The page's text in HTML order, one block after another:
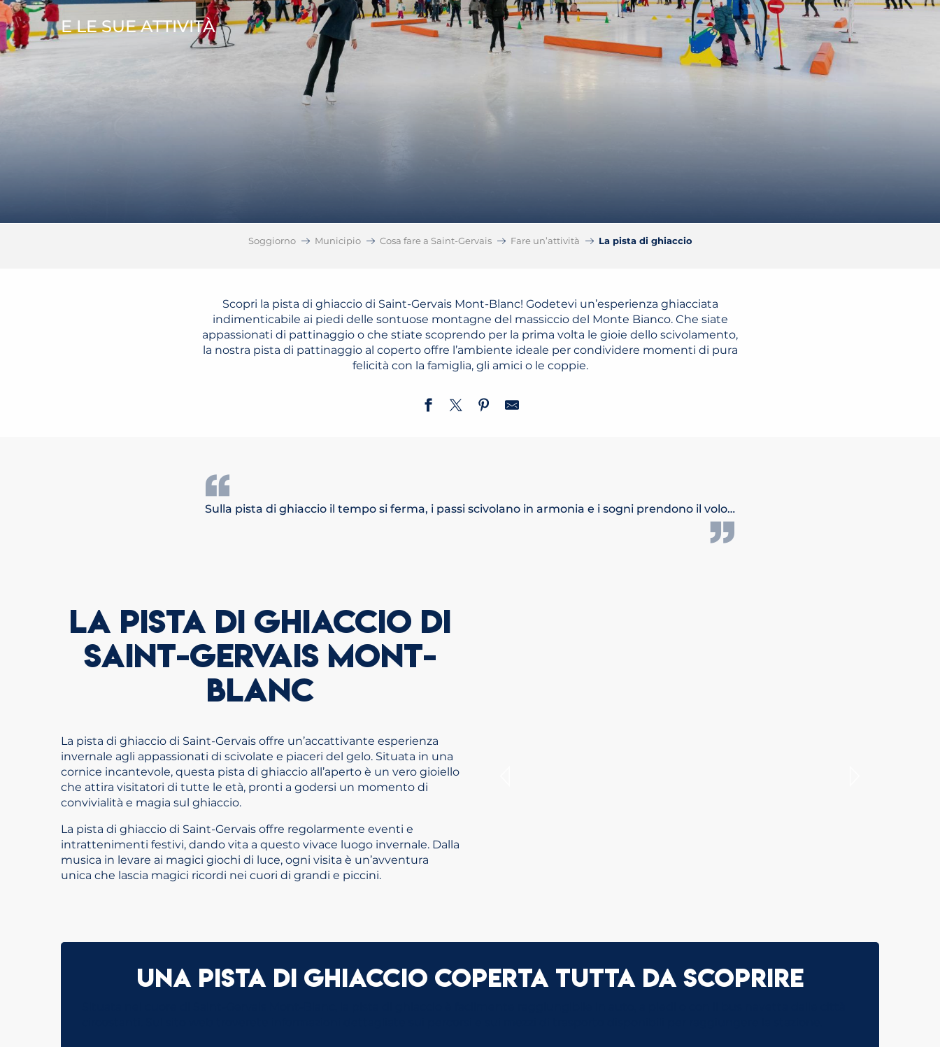
E LE SUE ATTIVITÀ
Soggiorno Municipio Cosa fare a Saint-Gervais Fare un’attività La pista di ghiaccio
Scopri la pista di ghiaccio di Saint-Gervais Mont-Blanc! Godetevi un’esperienza ghiacciata
indimenticabile ai piedi delle sontuose montagne del massiccio del Monte Bianco. Che siate
appassionati di pattinaggio o che stiate scoprendo per la prima volta le gioie dello scivolamento,
la nostra pista di pattinaggio al coperto offre l’ambiente ideale per condividere momenti di pura
felicità con la famiglia, gli amici o le coppie.
Sulla pista di ghiaccio il tempo si ferma, i passi scivolano in armonia e i sogni prendono il volo…
LA PISTA DI GHIACCIO DI
SAINT-GERVAIS MONT-
BLANC
La pista di ghiaccio di Saint-Gervais offre un’accattivante esperienza
invernale agli appassionati di scivolate e piaceri del gelo. Situata in una
cornice incantevole, questa pista di ghiaccio all’aperto è un vero gioiello
che attira visitatori di tutte le età, pronti a godersi un momento di
convivialità e magia sul ghiaccio.
La pista di ghiaccio di Saint-Gervais offre regolarmente eventi e
intrattenimenti festivi, dando vita a questo vivace luogo invernale. Dalla
musica in levare ai magici giochi di luce, ogni visita è un’avventura
unica che lascia magici ricordi nei cuori di grandi e piccini.
Una pista di ghiaccio coperta tutta da scoprire